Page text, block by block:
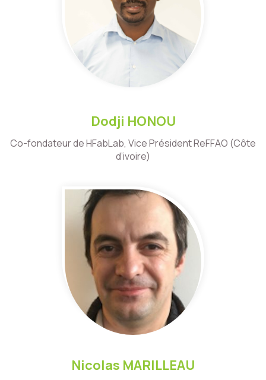
Dodji HONOU
Co-fondateur de HFabLab, Vice Président ReFFAO (Côte
d’ivoire)
Nicolas MARILLEAU